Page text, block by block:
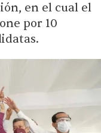
en el cual el
por 10